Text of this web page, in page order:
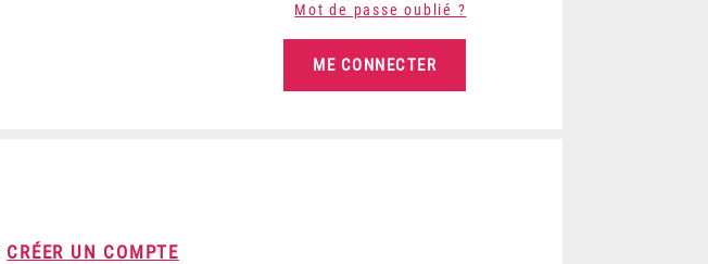
Mot de passe oublié ?
CRÉER UN COMPTE